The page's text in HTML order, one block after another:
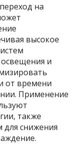
на
высокое
и
от времени
Применение
также
снижения